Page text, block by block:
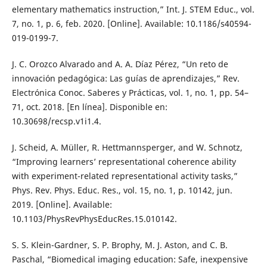
elementary mathematics instruction,” Int. J. STEM Educ., vol.
7, no. 1, p. 6, feb. 2020. [Online]. Available: 10.1186/s40594-
019-0199-7.
J. C. Orozco Alvarado and A. A. Díaz Pérez, “Un reto de
innovación pedagógica: Las guías de aprendizajes,” Rev.
Electrónica Conoc. Saberes y Prácticas, vol. 1, no. 1, pp. 54–
71, oct. 2018. [En línea]. Disponible en:
10.30698/recsp.v1i1.4.
J. Scheid, A. Müller, R. Hettmannsperger, and W. Schnotz,
“Improving learners’ representational coherence ability
with experiment-related representational activity tasks,”
Phys. Rev. Phys. Educ. Res., vol. 15, no. 1, p. 10142, jun.
2019. [Online]. Available:
10.1103/PhysRevPhysEducRes.15.010142.
S. S. Klein-Gardner, S. P. Brophy, M. J. Aston, and C. B.
Paschal, “Biomedical imaging education: Safe, inexpensive